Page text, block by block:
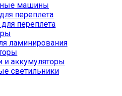
машины
переплета
переплета
ламинирования
и аккумуляторы
светильники